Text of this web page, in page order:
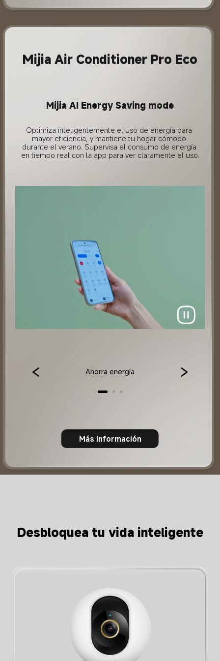
Mijia Air Conditioner Pro Eco
Mijia AI Energy Saving mode
Optimiza inteligentemente el uso de energía para
mayor eficiencia, y mantiene tu hogar cómodo
durante el verano. Supervisa el consumo de energía
en tiempo real con la app para ver claramente el uso.
Ahorra energía
Más información
Desbloquea tu vida inteligente